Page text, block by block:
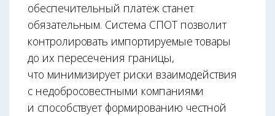
обеспечительный платёж станет
обязательным. Система СПОТ позволит
контролировать импортируемые товары
до их пересечения границы,
что минимизирует риски взаимодействия
с недобросовестными компаниями
и способствует формированию честной